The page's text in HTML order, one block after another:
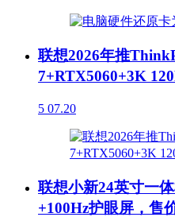
联想2026年推
7+RTX5060+3K
5 07.20
联想小新24英寸一
+100Hz护眼屏，售